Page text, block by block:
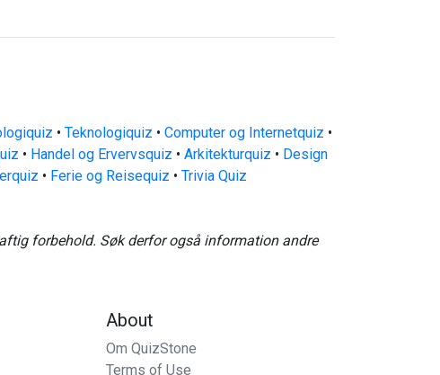
• Teknologiquiz • Computer og Internetquiz •
• Handel og Ervervsquiz • Arkitekturquiz • Design
• Ferie og Reisequiz • Trivia Quiz
forbehold. Søk derfor også information andre
About
Om QuizStone
Terms of Use